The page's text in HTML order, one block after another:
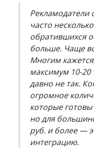
часто
обратившихся
больше. Чаще
Многим
максимум 10-20
давно не так.
огромное
которые
но для
руб. и более —
интеграцию.